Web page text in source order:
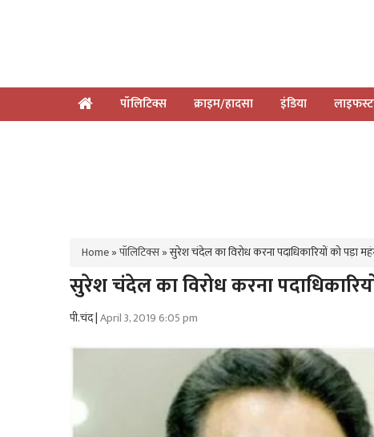
पॉलिटिक्स क्राइम/हादसा इंडिया
Home»पॉलिटिक्स»सुरेश चंदेल का विरोध करना पदाधिकारियों को पड़ा
सुरेश चंदेल का विरोध करना
पी.चंद |April 3, 2019 6:05 pm